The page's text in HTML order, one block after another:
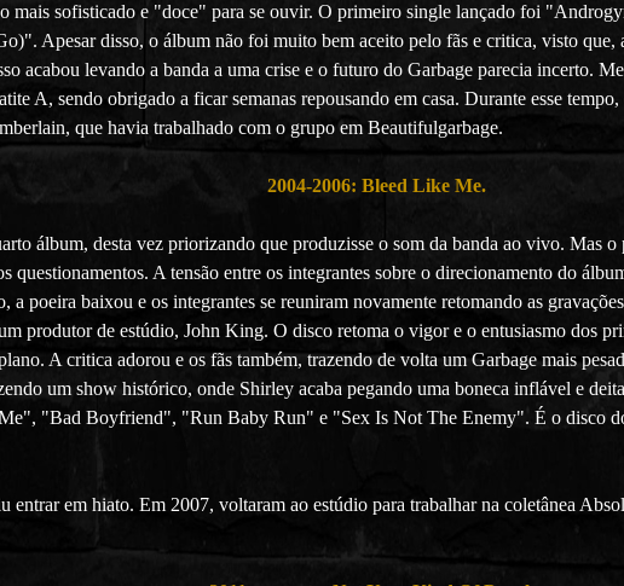
mais sofisticado e "doce" para se ouvir. O primeiro single lançado foi
Apesar disso, o álbum não foi muito bem aceito pelo fãs e critica, visto que,
acabou levando a banda a uma crise e o futuro do Garbage parecia incerto.
A, sendo obrigado a ficar semanas repousando em casa. Durante esse
que havia trabalhado com o grupo em Beautifulgarbage.
2004-2006: Bleed Like Me.
álbum, desta vez priorizando que produzisse o som da banda ao vivo. Mas
questionamentos. A tensão entre os integrantes sobre o direcionamento do
a poeira baixou e os integrantes se reuniram novamente retomando as
produtor de estúdio, John King. O disco retoma o vigor e o entusiasmo dos
A critica adorou e os fãs também, trazendo de volta um Garbage mais
um show histórico, onde Shirley acaba pegando uma boneca inflável e
"Bad Boyfriend", "Run Baby Run" e "Sex Is Not The Enemy". É o disco
entrar em hiato. Em 2007, voltaram ao estúdio para trabalhar na coletânea